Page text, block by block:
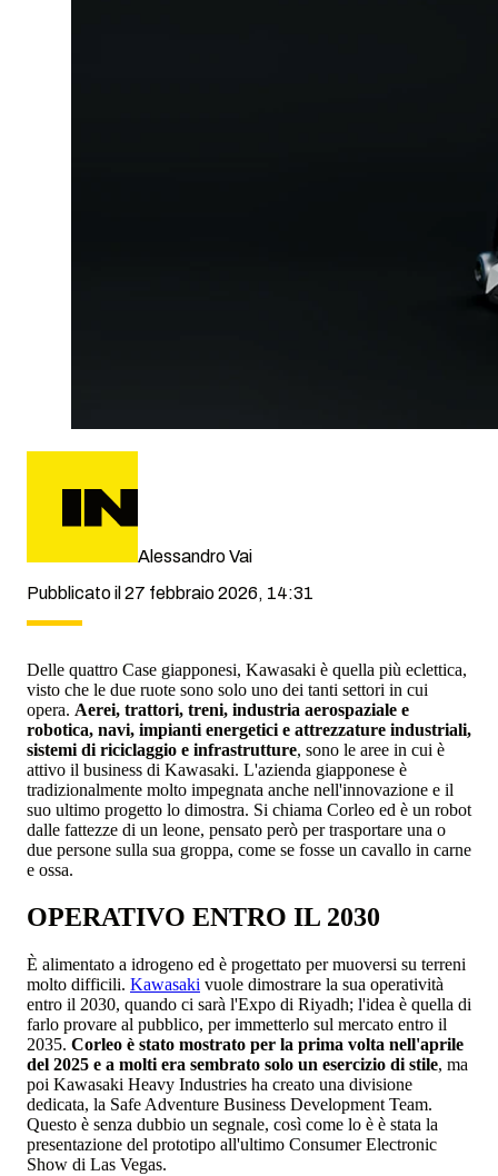
Alessandro Vai
Pubblicato il 27 febbraio 2026, 14:31
Delle quattro Case giapponesi, Kawasaki è quella più eclettica,
visto che le due ruote sono solo uno dei tanti settori in cui
opera. Aerei, trattori, treni, industria aerospaziale e
robotica, navi, impianti energetici e attrezzature industriali,
sistemi di riciclaggio e infrastrutture, sono le aree in cui è
attivo il business di Kawasaki. L'azienda giapponese è
tradizionalmente molto impegnata anche nell'innovazione e il
suo ultimo progetto lo dimostra. Si chiama Corleo ed è un robot
dalle fattezze di un leone, pensato però per trasportare una o
due persone sulla sua groppa, come se fosse un cavallo in carne
e ossa.
OPERATIVO ENTRO IL 2030
È alimentato a idrogeno ed è progettato per muoversi su terreni
molto difficili. Kawasaki vuole dimostrare la sua operatività
entro il 2030, quando ci sarà l'Expo di Riyadh; l'idea è quella di
farlo provare al pubblico, per immetterlo sul mercato entro il
2035. Corleo è stato mostrato per la prima volta nell'aprile
del 2025 e a molti era sembrato solo un esercizio di stile, ma
poi Kawasaki Heavy Industries ha creato una divisione
dedicata, la Safe Adventure Business Development Team.
Questo è senza dubbio un segnale, così come lo è è stata la
presentazione del prototipo all'ultimo Consumer Electronic
Show di Las Vegas.